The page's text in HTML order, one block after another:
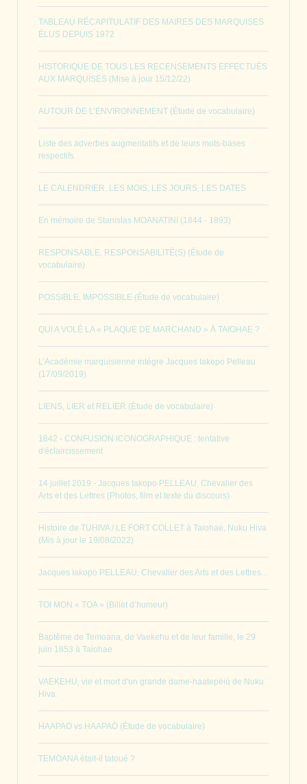
TABLEAU RÉCAPITULATIF DES MAIRES DES MARQUISES
ÉLUS DEPUIS 1972
HISTORIQUE DE TOUS LES RECENSEMENTS EFFECTUÉS
AUX MARQUISES (Mise à jour 15/12/22)
AUTOUR DE L’ENVIRONNEMENT (Étude de vocabulaire)
Liste des adverbes augmentatifs et de leurs mots-bases
respectifs
LE CALENDRIER, LES MOIS, LES JOURS, LES DATES
En mémoire de Stanislas MOANATINI (1844 - 1893)
RESPONSABLE, RESPONSABILITÉ(S) (Étude de
vocabulaire)
POSSIBLE, IMPOSSIBLE (Étude de vocabulaire)
QUI A VOLÉ LA « PLAQUE DE MARCHAND » À TAIOHAE ?
L’Académie marquisienne intègre Jacques Iakopo Pelleau
(17/09/2019)
LIENS, LIER et RELIER (Étude de vocabulaire)
1842 - CONFUSION ICONOGRAPHIQUE : tentative
d'éclaircissement
14 juillet 2019 - Jacques Iakopo PELLEAU, Chevalier des
Arts et des Lettres (Photos, film et texte du discours)
Histoire de TUHIVA / LE FORT COLLET à Taiohae, Nuku Hiva
(Mis à jour le 19/08/2022)
Jacques Iakopo PELLEAU, Chevalier des Arts et des Lettres...
TOI MON « TOA » (Billet d’humeur)
Baptême de Temoana, de Vaekehu et de leur famille, le 29
juin 1853 à Taiohae
VAEKEHU, vie et mort d'un grande dame-haatepēiù de Nuku
Hiva
HAAPAO vs HAAPAÒ (Étude de vocabulaire)
TEMOANA était-il tatoué ?